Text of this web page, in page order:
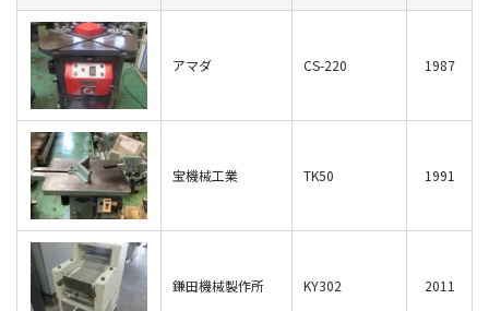
アマダ CS-220 1987
宝機械工業 TK50 1991
鎌田機械製作所 KY302 2011